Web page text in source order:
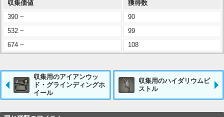
収集価値
獲得数
390 ~
90
532 ~
99
674 ~
108
収集用のアイアンウッ
ド・グラインディングホ
イール
収集用のハイダリウムピ
ストル